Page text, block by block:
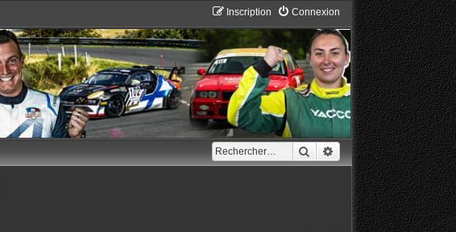
Connexion
Inscription
RechercherRecherche avancée